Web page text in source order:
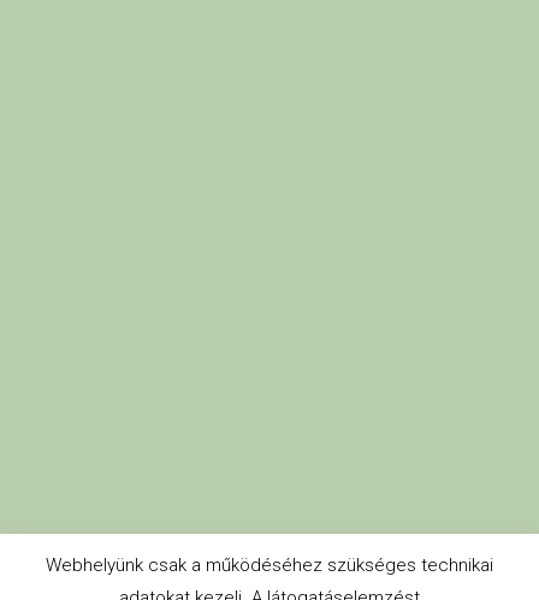
Webhelyünk csak a működéséhez szükséges technikai